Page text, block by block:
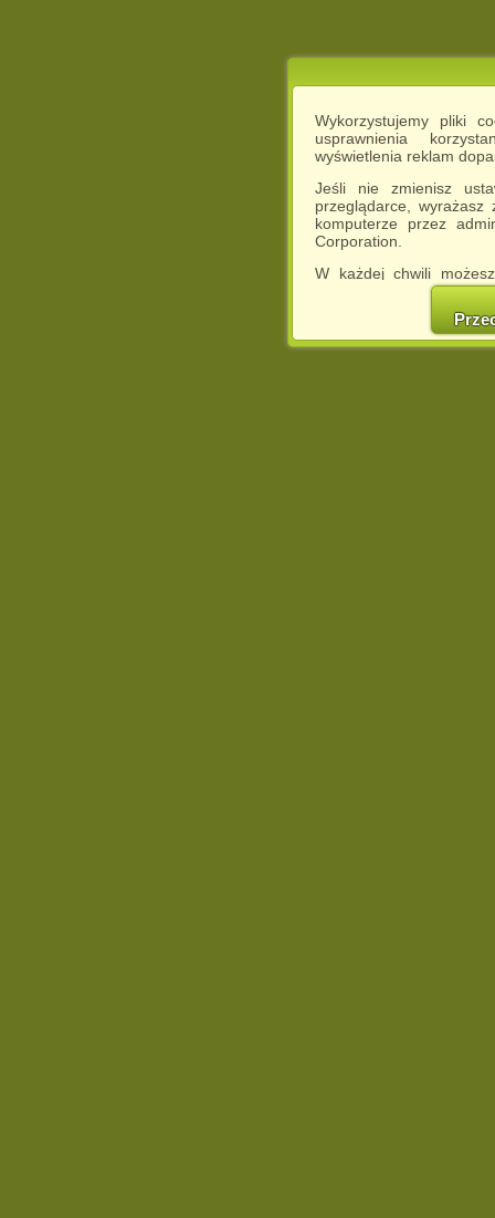
Wykorzystujemy pliki
usprawnienia
wyświetlenia reklam
Jeśli nie zmienisz
przeglądarce,
komputerze przez
Corporation.
W każdej chwili
cookies w swojej
w naszej
http://chomikuj.pl/